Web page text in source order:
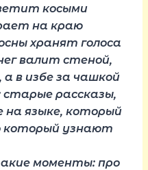
косыми
на краю
хранят голоса
валит стеной,
в избе за чашкой
рассказы,
на языке, который
который узнают
моменты: про